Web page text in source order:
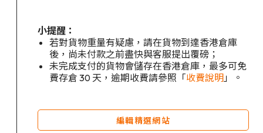
小提醒：
若對貨物重量有疑慮，請在貨物到達香港倉庫
後，尚未付款之前盡快與客服提出覆磅；
未完成支付的貨物會儲存在香港倉庫，最多可免
費存倉 30 天，逾期收費請參照「收費說明」。
編輯精選網站